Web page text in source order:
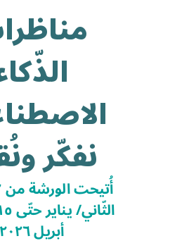
نفكّر
أبريل ٢٠٢٦